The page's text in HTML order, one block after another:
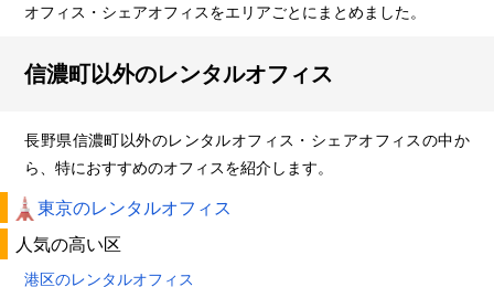
オフィス・シェアオフィスをエリアごとにまとめました。
信濃町以外のレンタルオフィス
長野県信濃町以外のレンタルオフィス・シェアオフィスの中か
ら、特におすすめのオフィスを紹介します。
東京のレンタルオフィス
人気の高い区
港区のレンタルオフィス